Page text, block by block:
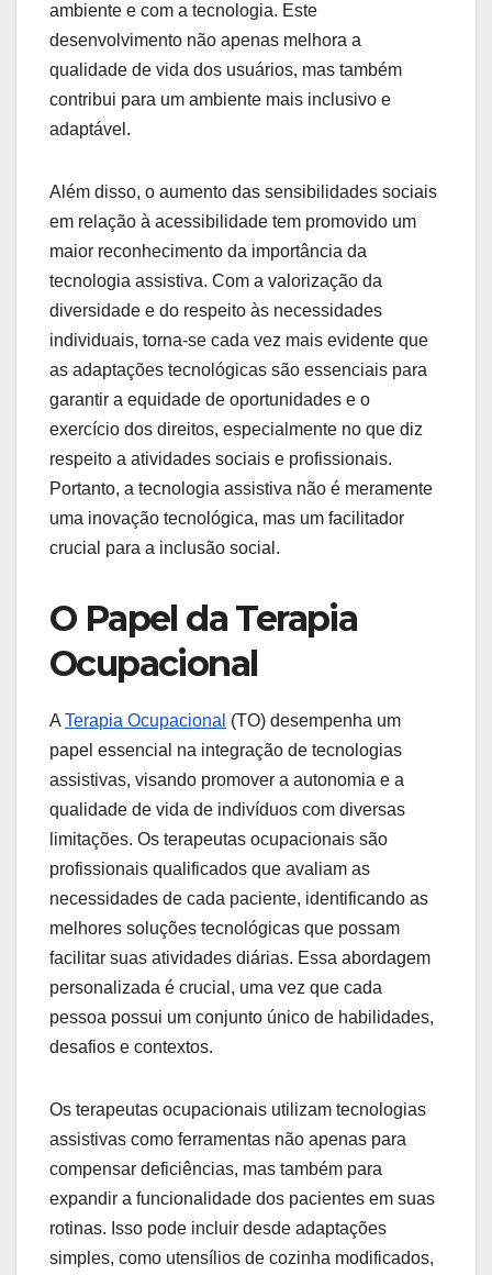
ambiente e com a tecnologia. Este
desenvolvimento não apenas melhora a
qualidade de vida dos usuários, mas também
contribui para um ambiente mais inclusivo e
adaptável.
Além disso, o aumento das sensibilidades sociais
em relação à acessibilidade tem promovido um
maior reconhecimento da importância da
tecnologia assistiva. Com a valorização da
diversidade e do respeito às necessidades
individuais, torna-se cada vez mais evidente que
as adaptações tecnológicas são essenciais para
garantir a equidade de oportunidades e o
exercício dos direitos, especialmente no que diz
respeito a atividades sociais e profissionais.
Portanto, a tecnologia assistiva não é meramente
uma inovação tecnológica, mas um facilitador
crucial para a inclusão social.
O Papel da Terapia
Ocupacional
A Terapia Ocupacional (TO) desempenha um
papel essencial na integração de tecnologias
assistivas, visando promover a autonomia e a
qualidade de vida de indivíduos com diversas
limitações. Os terapeutas ocupacionais são
profissionais qualificados que avaliam as
necessidades de cada paciente, identificando as
melhores soluções tecnológicas que possam
facilitar suas atividades diárias. Essa abordagem
personalizada é crucial, uma vez que cada
pessoa possui um conjunto único de habilidades,
desafios e contextos.
Os terapeutas ocupacionais utilizam tecnologias
assistivas como ferramentas não apenas para
compensar deficiências, mas também para
expandir a funcionalidade dos pacientes em suas
rotinas. Isso pode incluir desde adaptações
simples, como utensílios de cozinha modificados,